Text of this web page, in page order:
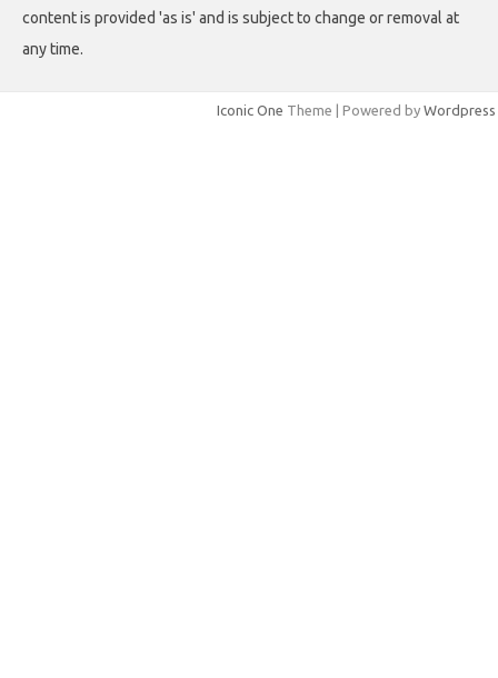
content is provided 'as is' and is subject to change or removal at
any time.
Iconic One Theme | Powered by Wordpress